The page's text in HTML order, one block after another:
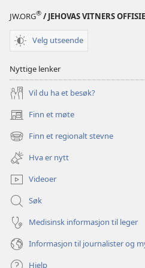
JW.ORG® / JEHOVAS VITNERS
Velg utseende
Nyttige lenker
Vil du ha et besøk?
Finn et møte
(åpner
nytt
vindu)
Finn et regionalt stevne
(åpner
nytt
vindu)
Hva er nytt
Videoer
Søk
Medisinsk informasjon til leger
Informasjon til journalister og
Hjelp